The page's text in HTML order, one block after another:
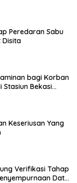
Peredaran Sabu
Disita
bagi Korban
Stasiun Bekasi
Keseriusan Yang
Verifikasi Tahap
Data